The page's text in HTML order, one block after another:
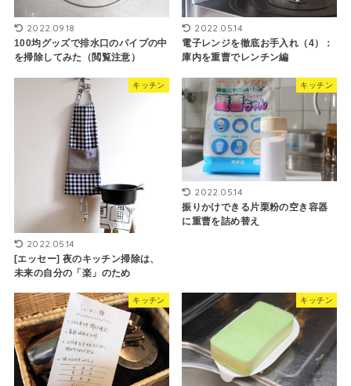
2022.09.18
100均グッズで排水口のパイプの中
を掃除してみた（閲覧注意）
2022.05.14
電子レンジを徹底お手入れ（4）：
庫内を重曹でレンチン編
キッチン
2022.05.14
[エッセー] 夜のキッチン掃除は、
未来の自分の「楽」のため
キッチン
2022.05.14
振りかけできる片栗粉の空き容器
に重曹を詰め替え
キッチン キッチン